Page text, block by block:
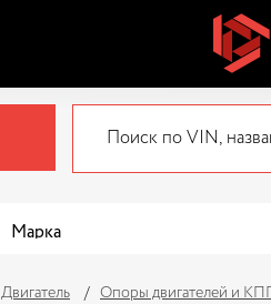
Двигатель Опоры двигателей и КПП